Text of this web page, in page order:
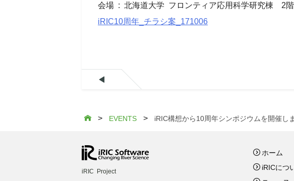
会場 : 北海道大学 フロンティア応用科学研究棟 2階
iRIC10周年_チラシ案_171006

 > EVENTS > iRIC構想から10周年シンポジウムを開催し
iRIC Project
ホーム
iRICにつ